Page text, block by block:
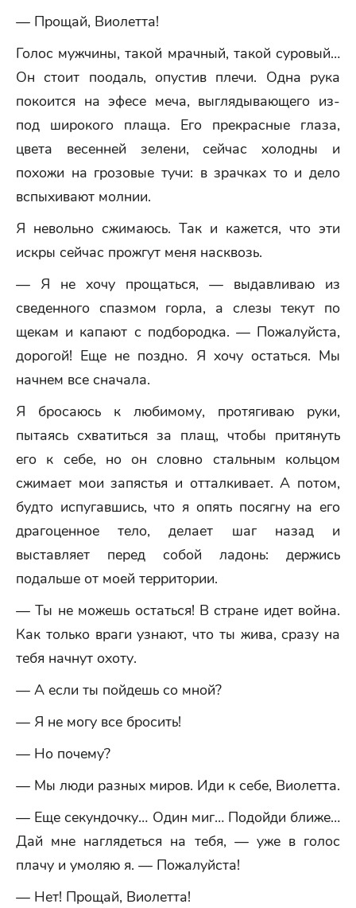
— Прощай, Виолетта!
Голос мужчины, такой мрачный, такой суровый…
Он стоит поодаль, опустив плечи. Одна рука
покоится на эфесе меча, выглядывающего из-
под широкого плаща. Его прекрасные глаза,
цвета весенней зелени, сейчас холодны и
похожи на грозовые тучи: в зрачках то и дело
вспыхивают молнии.
Я невольно сжимаюсь. Так и кажется, что эти
искры сейчас прожгут меня насквозь.
— Я не хочу прощаться, — выдавливаю из
сведенного спазмом горла, а слезы текут по
щекам и капают с подбородка. — Пожалуйста,
дорогой! Еще не поздно. Я хочу остаться. Мы
начнем все сначала.
Я бросаюсь к любимому, протягиваю руки,
пытаясь схватиться за плащ, чтобы притянуть
его к себе, но он словно стальным кольцом
сжимает мои запястья и отталкивает. А потом,
будто испугавшись, что я опять посягну на его
драгоценное тело, делает шаг назад и
выставляет перед собой ладонь: держись
подальше от моей территории.
— Ты не можешь остаться! В стране идет война.
Как только враги узнают, что ты жива, сразу на
тебя начнут охоту.
— А если ты пойдешь со мной?
— Я не могу все бросить!
— Но почему?
— Мы люди разных миров. Иди к себе, Виолетта.
— Еще секундочку… Один миг… Подойди ближе…
Дай мне наглядеться на тебя, — уже в голос
плачу и умоляю я. — Пожалуйста!
— Нет! Прощай, Виолетта!